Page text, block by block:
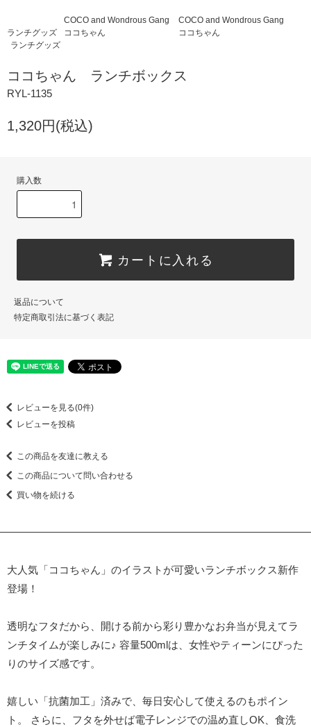
ランチグッズ
COCO and Wondrous Gang
ココちゃん
COCO and Wondrous Gang
ココちゃん
ランチグッズ
ココちゃん ランチボックス
RYL-1135
1,320円(税込)
購入数
カートに入れる
返品について
特定商取引法に基づく表記
レビューを見る(0件)
レビューを投稿
この商品を友達に教える
この商品について問い合わせる
買い物を続ける
大人気「ココちゃん」のイラストが可愛いランチボックス新作
登場！
透明なフタだから、開ける前から彩り豊かなお弁当が見えてラ
ンチタイムが楽しみに♪ 容量500mlは、女性やティーンにぴった
りのサイズ感です。
嬉しい「抗菌加工」済みで、毎日安心して使えるのもポイン
ト。 さらに、フタを外せば電子レンジでの温め直しOK、食洗